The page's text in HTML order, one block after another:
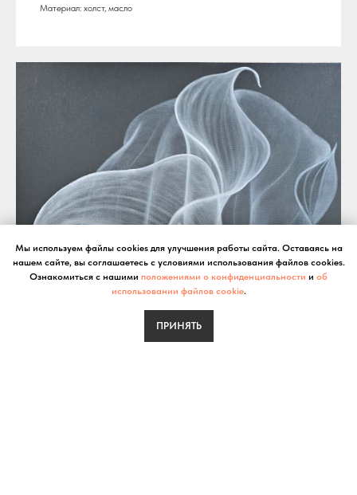
Материал: холст, масло
Мы используем файлы cookies для улучшения работы сайта. Оставаясь на
нашем сайте, вы соглашаетесь с условиями использования файлов cookies.
Ознакомиться с нашими положениями о конфиденциальности и об
использовании файлов cookie.
ПРИНЯТЬ